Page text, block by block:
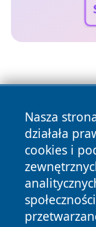
Nasza
działała
cookies i
Copyright ©